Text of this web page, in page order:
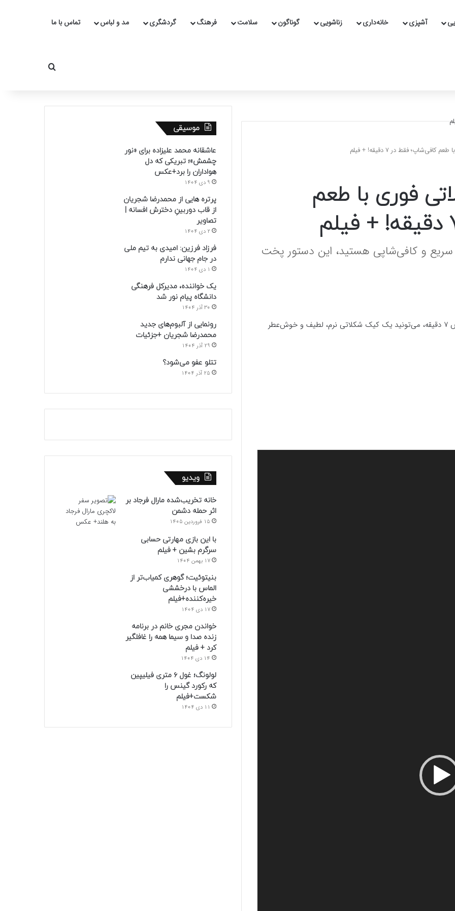
آشپزی خانه‌داری زناشویی گوناگون سلامت فرهنگ گردشگری مد و لباس تماس با ما
جستجو برای
فقط در ۷ دقیقه! + فیلم
فوری با طعم
و کافی‌شاپی هستید، این دستور پخت
،فقط با چند ماده ساده و در عرض ۷ دقیقه، می‌تونید یک کیک شکلاتی نرم، لطیف و خوش‌عطر
موسیقی
عاشقانه محمد علیزاده برای «نور
چشمش»؛ تبریکی که دل
هواداران را برد+عکس
9 دی 1404
پرتره هایی از محمدرضا شجریان
از قاب دوربینِ دخترش افسانه |
تصاویر
2 دی 1404
فرزاد فرزین: امیدی به تیم ملی
در جام جهانی ندارم
1 دی 1404
یک خواننده، مدیرکل فرهنگی
دانشگاه پیام نور شد
30 آذر 1404
رونمایی از آلبوم‌های جدید
محمدرضا شجریان +جزئیات
29 آذر 1404
تتلو عفو می‌شود؟
25 آذر 1404
ویدیو
خانه تخریب‌شده مارال فرجاد بر
اثر حمله دشمن
15 فروردین 1405
با این بازی مهارتی حسابی
سرگرم بشین + فیلم
17 بهمن 1404
بنیتوئیت؛ گوهری کمیاب‌تر از
الماس با درخششی
خیره‌کننده+فیلم
17 دی 1404
خواندن مجری خانم در برنامه
زنده صدا و سیما همه را غافلگیر
کرد + فیلم
14 دی 1404
لولونگ؛ غول ۶ متری فیلیپین
که رکورد گینس را
شکست+فیلم
11 دی 1404